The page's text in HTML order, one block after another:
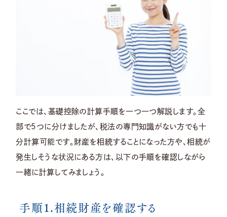
ここでは、基礎控除の計算手順を一つ一つ解説します。全
部で5つに分けましたが、税法の専門知識がない方でも十
分計算可能です。財産を相続することになった方や、相続が
発生しそうな状況にある方は、以下の手順を確認しながら
一緒に計算してみましょう。
手順1.相続財産を確認する